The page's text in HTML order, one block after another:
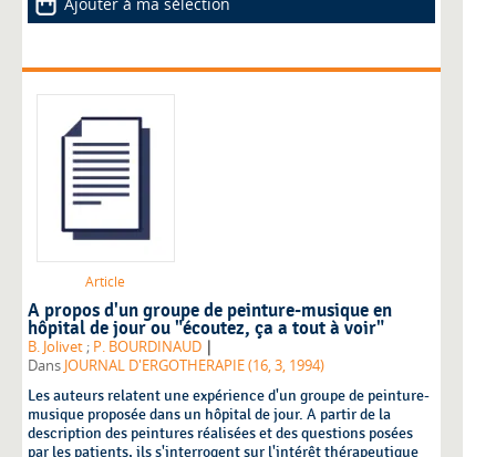
Article
A propos d'un groupe de peinture-musique en
hôpital de jour ou "écoutez, ça a tout à voir"
B. Jolivet ; P. BOURDINAUD |
Dans JOURNAL D'ERGOTHERAPIE (16, 3, 1994)
Les auteurs relatent une expérience d'un groupe de peinture-
musique proposée dans un hôpital de jour. A partir de la
description des peintures réalisées et des questions posées
par les patients, ils s'interrogent sur l'intérêt thérapeutique